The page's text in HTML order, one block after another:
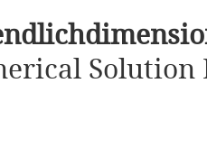
Solution